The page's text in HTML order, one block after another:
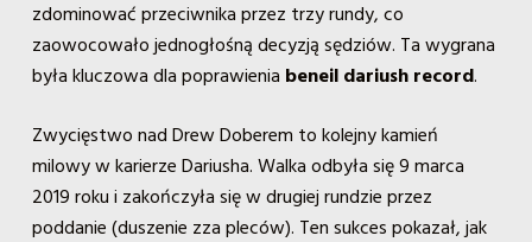
zdominować przeciwnika przez trzy rundy, co
zaowocowało jednogłośną decyzją sędziów. Ta wygrana
była kluczowa dla poprawienia beneil dariush record.
Zwycięstwo nad Drew Doberem to kolejny kamień
milowy w karierze Dariusha. Walka odbyła się 9 marca
2019 roku i zakończyła się w drugiej rundzie przez
poddanie (duszenie zza pleców). Ten sukces pokazał, jak